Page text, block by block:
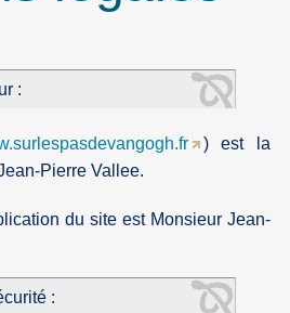
:
) est la
Pierre Vallee.
du site est Monsieur Jean-
: